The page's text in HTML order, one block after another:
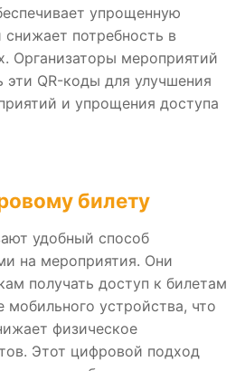
упрощенную
потребность в
Организаторы мероприятий
эти QR-коды для улучшения
и упрощения доступа
билету
удобный способ
на мероприятия. Они
получать доступ к билетам
мобильного устройства, что
физическое
Этот цифровой подход